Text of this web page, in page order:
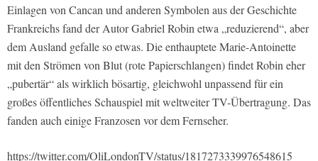
Einlagen von Cancan und anderen Symbolen aus der Geschichte
Frankreichs fand der Autor Gabriel Robin etwa „reduzierend“, aber
dem Ausland gefalle so etwas. Die enthauptete Marie-Antoinette
mit den Strömen von Blut (rote Papierschlangen) findet Robin eher
„pubertär“ als wirklich bösartig, gleichwohl unpassend für ein
großes öffentliches Schauspiel mit weltweiter TV-Übertragung. Das
fanden auch einige Franzosen vor dem Fernseher.
https://twitter.com/OliLondonTV/status/1817273339976548615